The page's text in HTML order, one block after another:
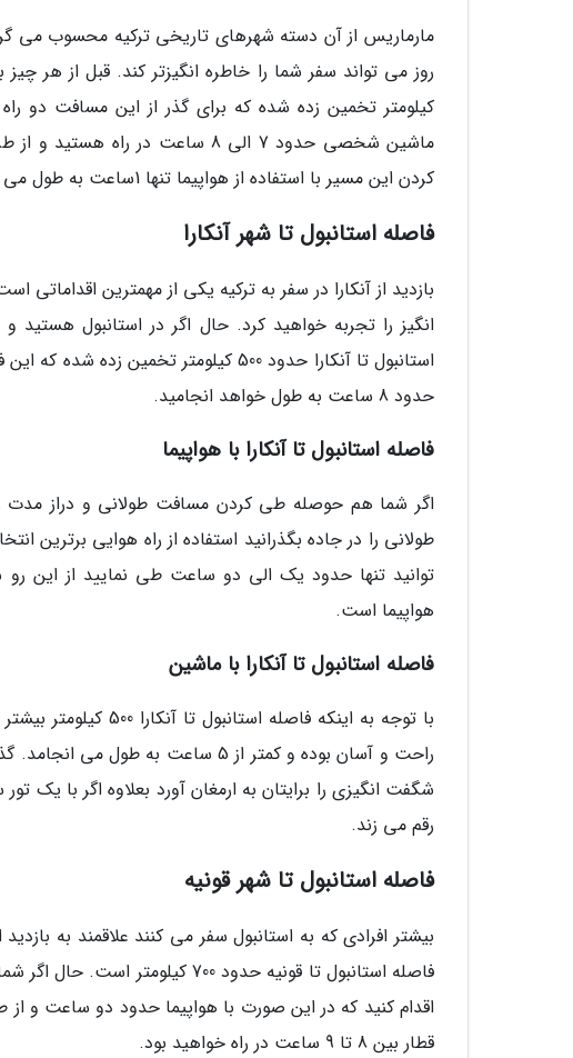
مارماریس از آن دسته شهرهای تاریخی ترکیه محسوب می
کیلومتر تخمین زده شده که برای گذر از این مسافت دو
کردن این مسیر با استفاده از هواپیما تنها 1ساعت به طول می انجامد.
فاصله استانبول تا شهر آنکارا
بازدید از آنکارا در سفر به ترکیه یکی از مهمترین
انگیز را تجربه خواهید کرد. حال اگر در استانبول هستید
حدود 8 ساعت به طول خواهد انجامید.
فاصله استانبول تا آنکارا با هواپیما
اگر شما هم حوصله طی کردن مسافت طولانی و دراز مدت را
توانید تنها حدود یک الی دو ساعت طی نمایید از این رو
هواپیما است.
فاصله استانبول تا آنکارا با ماشین
با توجه به اینکه
راحت و آسان بوده و کمتر از 5 ساعت
شگفت انگیزی را برایتان به ارمغان آورد بعلاوه اگر با یک
رقم می زند.
فاصله استانبول تا شهر قونیه
بیشتر افرادی که به استانبول سفر می کنند علاقمند به
فاصله استانبول تا قونیه حدود
قطار بین 8 تا 9 ساعت در راه خواهید بود.